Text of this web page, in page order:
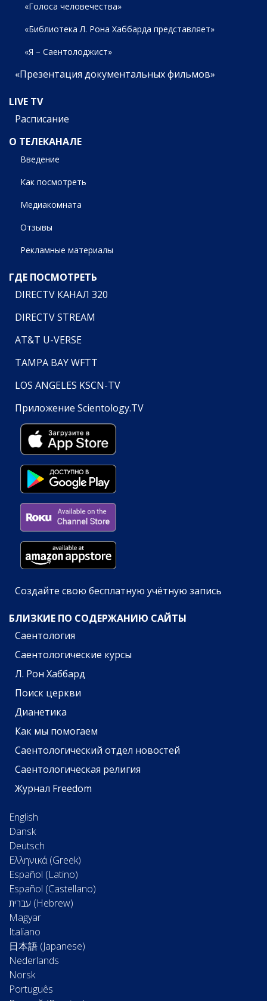
«Голоса человечества»
«Библиотека Л. Рона Хаббарда представляет»
«Я – Саентолоджист»
«Презентация документальных фильмов»
LIVE TV
Расписание
О ТЕЛЕКАНАЛЕ
Введение
Как посмотреть
Медиакомната
Отзывы
Рекламные материалы
ГДЕ ПОСМОТРЕТЬ
DIRECTV КАНАЛ 320
DIRECTV STREAM
AT&T U-VERSE
TAMPA BAY WFTT
LOS ANGELES KSCN-TV
Приложение Scientology.TV
Создайте свою бесплатную учётную запись
БЛИЗКИЕ ПО СОДЕРЖАНИЮ САЙТЫ
Саентология
Саентологические курсы
Л. Рон Хаббард
Поиск церкви
Дианетика
Как мы помогаем
Саентологический отдел новостей
Саентологическая религия
Журнал Freedom
English
Dansk
Deutsch
Ελληνικά (Greek)
Español (Latino)
Español (Castellano)
Magyar
Italiano
日本語 (Japanese)
Nederlands
Norsk
Português